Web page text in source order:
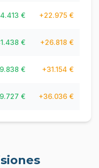
€ +22.975 €
€ +26.818 €
€ +31.154 €
€ +36.036 €